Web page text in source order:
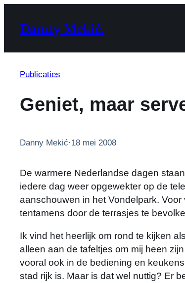
naar
inhoud
Danny Mekić.
Publicaties
Geniet, maar
Danny Mekić·18 mei 2008
De warmere Nederlandse dagen
iedere dag weer opgewekter op de
aanschouwen in het Vondelpark.
tentamens door de terrasjes te
Ik vind het heerlijk om rond te kijken
alleen aan de tafeltjes om mij heen
vooral ook in de bediening en
stad rijk is. Maar is dat wel nuttig? Er